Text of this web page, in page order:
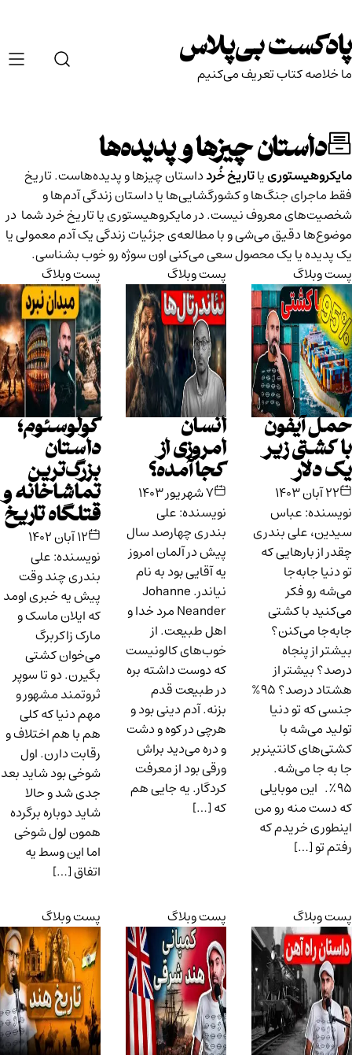
to
content
پادکست بی‌پلاس
ما خلاصه کتاب تعریف می‌کنیم
داستان چیزها و پدیده‌ها
مایکروهیستورییاتاریخ خُردداستان چیزها و پدیده‌هاست. تاریخ
فقط ماجرای جنگ‌ها و کشورگشایی‌ها یا داستان زندگی آدم‌ها و
شخصیت‌های معروف نیست. در مایکروهیستوری یا تاریخ خرد شما در
موضوع‌ها دقیق می‌شی و با مطالعه‌ی جزئیات زندگی یک آدم معمولی یا
یک پدیده‌ یا یک محصول سعی می‌کنی اون سوژه رو خوب بشناسی.
پست وبلاگ
حمل آیفون
با کشتی زیر
یک دلار
۲۲ آبان ۱۴۰۳
نویسنده: عباس
سیدین، علی بندری
چقدر از بارهایی که
تو دنیا جابه‌جا
می‌شه رو فکر
می‌کنید با کشتی
جابه‌جا می‌کنن؟
بیشتر از پنجاه
درصد؟ بیشتر از
هشتاد درصد؟ ۹۵%
جنسی که تو دنیا
تولید می‌شه با
کشتی‌های کانتینربر
جا به جا می‌شه.
۹۵٪. این موبایلی
که دست منه رو من
اینطوری خریدم که
رفتم تو […]
پست وبلاگ
انسان
امروزی از
کجا آمده؟
۷ شهریور ۱۴۰۳
نویسنده: علی
بندری چهارصد سال
پیش در آلمان امروز
یه آقایی بود به نام‌
نیاندر. Johanne
Neander مرد خدا و
اهل طبیعت. از
خوب‌های کالونیست
که دوست داشته بره
در طبیعت قدم
بزنه. آدم دینی بود و
هرچی در کوه و دشت
و دره می‌دید براش
ورقی بود از‌ معرفت
کردگار. یه جایی هم
که […]
پست وبلاگ
کولوسئوم؛
داستان
بزرگ‌ترین
تماشاخانه و
قتلگاه تاریخ
۱۲ آبان ۱۴۰۲
نویسنده: علی
بندری چند وقت
پیش یه خبری اومد
که ایلان ماسک و
مارک زاکربرگ
می‌خوان کشتی
بگیرن. دو تا سوپر
ثروتمند مشهور و
مهم دنیا که کلی
هم با هم اختلاف و
رقابت دارن. اول
شوخی بود شاید بعد
جدی شد و حالا
شاید دوباره برگرده
همون لول شوخی
اما این وسط یه
اتفاق […]
پست وبلاگ پست وبلاگ پست وبلاگ